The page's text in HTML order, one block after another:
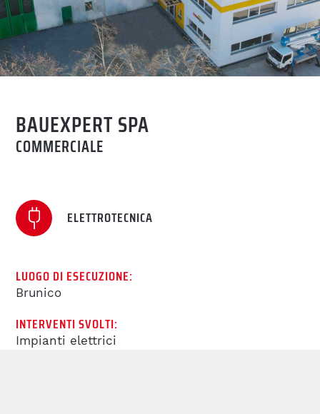
COMPETENZE
IMPIANTISTICA HVAC E
SANITARI
ELETTROTECNICA
IMPIANTISTICA
ASSISTENZA &
MANUTENZIONE
BIM
BAUEXPERT SPA
COMMERCIALE
LUOGO DI ESECUZIONE:
Brunico
INTERVENTI SVOLTI:
Impianti elettrici
ELETTROTECNICA
RICHIEDI